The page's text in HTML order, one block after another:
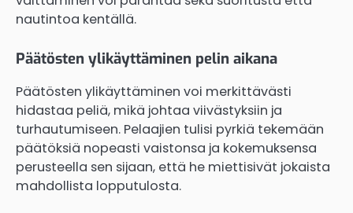
nautintoa kentällä.
Päätösten ylikäyttäminen pelin aikana
Päätösten ylikäyttäminen voi merkittävästi
hidastaa peliä, mikä johtaa viivästyksiin ja
turhautumiseen. Pelaajien tulisi pyrkiä tekemään
päätöksiä nopeasti vaistonsa ja kokemuksensa
perusteella sen sijaan, että he miettisivät jokaista
mahdollista lopputulosta.